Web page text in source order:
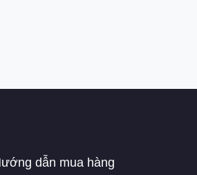
dẫn mua hàng